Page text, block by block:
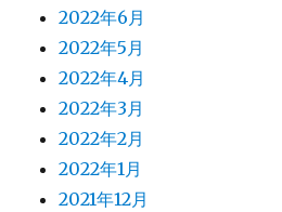
2022年6月
2022年5月
2022年4月
2022年3月
2022年2月
2022年1月
2021年12月